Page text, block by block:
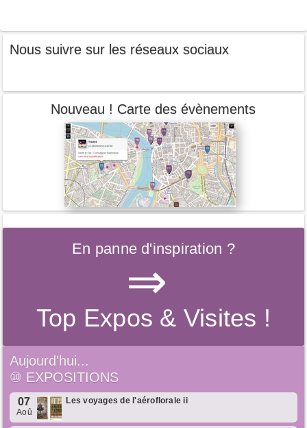
Nous suivre sur les réseaux sociaux
Nouveau ! Carte des évènements
En panne d'inspiration ?
⇒
Top Expos & Visites !
Aujourd'hui...
⑩ EXPOSITIONS
07
Aoû
Les voyages de l'aéroflorale ii